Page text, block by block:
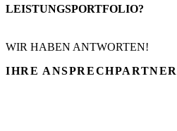
LEISTUNGSPORTFOLIO?
WIR HABEN ANTWORTEN!
IHRE ANSPRECHPARTNER